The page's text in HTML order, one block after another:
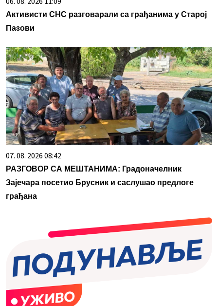
Активисти СНС разговарали са грађанима у Старој
Пазови
07. 08. 2026 08:42
РАЗГОВОР СА МЕШТАНИМА: Градоначелник
Зајечара посетио Брусник и саслушао предлоге
грађана